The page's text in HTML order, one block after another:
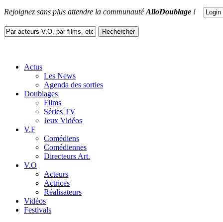
Rejoignez sans plus attendre la communautéAlloDoublage !
Actus
Les News
Agenda des sorties
Doublages
Films
Séries TV
Jeux Vidéos
V.F
Comédiens
Comédiennes
Directeurs Art.
V.O
Acteurs
Actrices
Réalisateurs
Vidéos
Festivals